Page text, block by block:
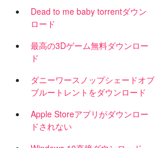
Dead to me baby torrentダウン
ロード
最高の3Dゲーム無料ダウンロー
ド
ダニーワースノップシェードオブ
ブルートレントをダウンロード
Apple Storeアプリがダウンロー
ドされない